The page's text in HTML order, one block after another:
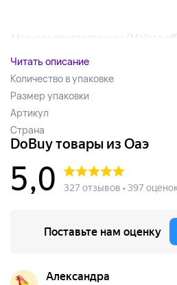
Мелисса лекарственная (Melissa
Читать описание
Количество в упаковке
Размер упаковки
Артикул
Страна